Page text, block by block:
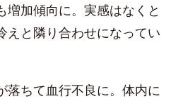
増加傾向に。実感はなくと
えと隣り合わせになってい
落ちて血行不良に。体内に